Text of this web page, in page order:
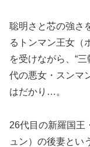
聡明さと芯の強さ
るトンマン王女（
を受けながら、“
代の悪女・スンマ
はだかり…。
26代目の新羅国王
ュン）の後妻とい